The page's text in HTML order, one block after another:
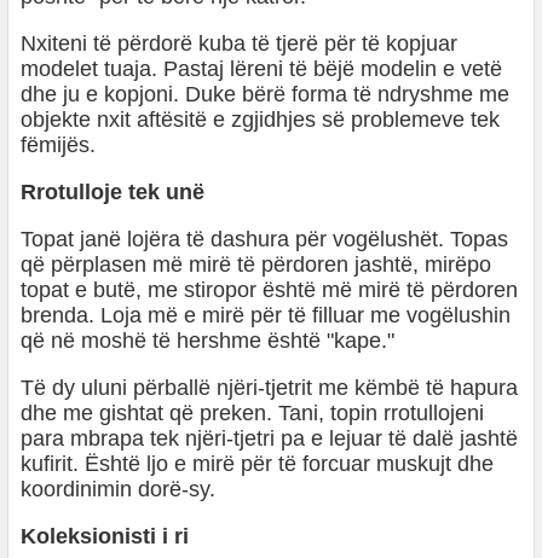
Nxiteni të përdorë kuba të tjerë për të kopjuar
modelet tuaja. Pastaj lëreni të bëjë modelin e vetë
dhe ju e kopjoni. Duke bërë forma të ndryshme me
objekte nxit aftësitë e zgjidhjes së problemeve tek
fëmijës.
Rrotulloje tek unë
Topat janë lojëra të dashura për vogëlushët. Topas
që përplasen më mirë të përdoren jashtë, mirëpo
topat e butë, me stiropor është më mirë të përdoren
brenda. Loja më e mirë për të filluar me vogëlushin
që në moshë të hershme është "kape."
Të dy uluni përballë njëri-tjetrit me këmbë të hapura
dhe me gishtat që preken. Tani, topin rrotullojeni
para mbrapa tek njëri-tjetri pa e lejuar të dalë jashtë
kufirit. Është ljo e mirë për të forcuar muskujt dhe
koordinimin dorë-sy.
Koleksionisti i ri